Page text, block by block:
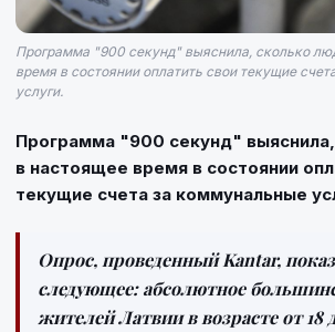
Программа "900 секунд" выяснила, сколько
время в состоянии оплатить свои текущие
услуги.
Программа "900 секунд"
в настоящее время в состоянии
текущие счета за коммунальные
Опрос, проведенный Kantar,
следующее: абсолютное
жителей Латвии в возрасте от 18